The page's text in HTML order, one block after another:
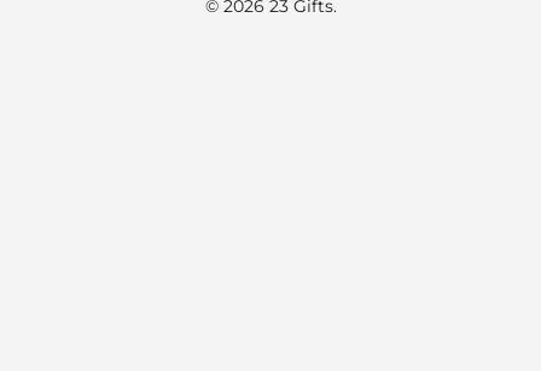
© 2026 23 Gifts.